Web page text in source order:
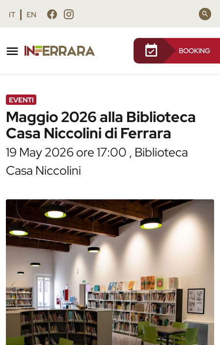
Vai al contenuto principale
Vai al footer
IT EN
BOOKING
Maggio 2026 alla Biblioteca Casa Niccolini
EVENTI
Maggio 2026 alla Biblioteca
Casa Niccolini di Ferrara
19 May 2026 ore 17:00 , Biblioteca
Casa Niccolini